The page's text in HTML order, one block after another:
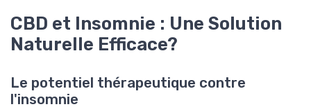
CBD et Insomnie : Une Solution
Naturelle Efficace?
Le potentiel thérapeutique contre
l'insomnie